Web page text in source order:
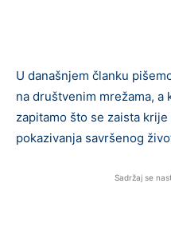
U današnjem članku
na društvenim mrežama, a
zapitamo što se zaista
pokazivanja savršenog
Sadržaj se